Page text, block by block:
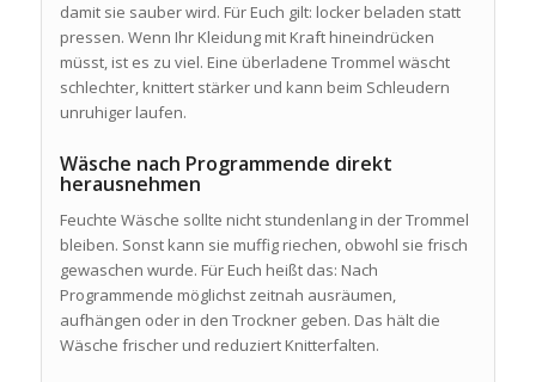
damit sie sauber wird. Für Euch gilt: locker beladen statt
pressen. Wenn Ihr Kleidung mit Kraft hineindrücken
müsst, ist es zu viel. Eine überladene Trommel wäscht
schlechter, knittert stärker und kann beim Schleudern
unruhiger laufen.
Wäsche nach Programmende direkt
herausnehmen
Feuchte Wäsche sollte nicht stundenlang in der Trommel
bleiben. Sonst kann sie muffig riechen, obwohl sie frisch
gewaschen wurde. Für Euch heißt das: Nach
Programmende möglichst zeitnah ausräumen,
aufhängen oder in den Trockner geben. Das hält die
Wäsche frischer und reduziert Knitterfalten.